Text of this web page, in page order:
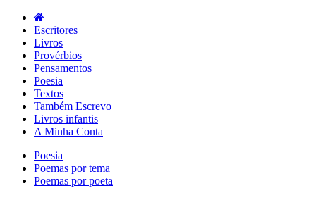
Escritores
Livros
Provérbios
Pensamentos
Poesia
Textos
Também Escrevo
Livros infantis
A Minha Conta
Poesia
Poemas por tema
Poemas por poeta